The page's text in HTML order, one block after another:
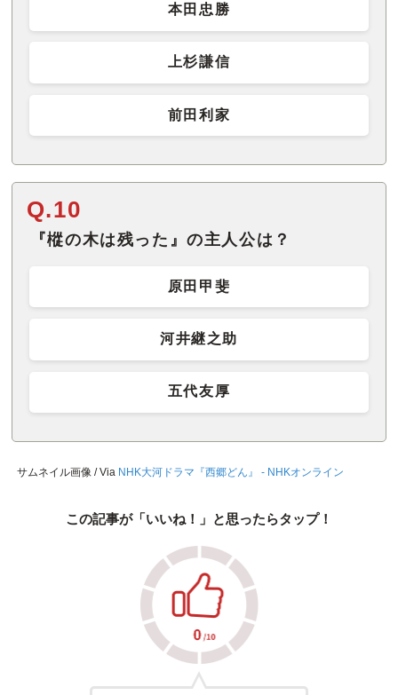
本田忠勝
上杉謙信
前田利家
Q.10
『樅の木は残った』の主人公は？
原田甲斐
河井継之助
五代友厚
サムネイル画像 / Via NHK大河ドラマ『西郷どん』 - NHKオンライン
この記事が「いいね！」と思ったらタップ！